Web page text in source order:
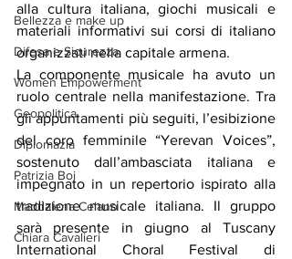
Bellezza e make up
Difesa e Sicurezza
Women Empowerment
Geopolitica
Diplomazia
Patrizia Boi
Maddalena Celano
Chiara Cavalieri
alla cultura italiana, giochi musicali e
materiali informativi sui corsi di italiano
organizzati nella capitale armena.
La componente musicale ha avuto un
ruolo centrale nella manifestazione. Tra
gli appuntamenti più seguiti, l’esibizione
del coro femminile “Yerevan Voices”,
sostenuto dall’ambasciata italiana e
impegnato in un repertorio ispirato alla
tradizione musicale italiana. Il gruppo
sarà presente in giugno al Tuscany
International Choral Festival di